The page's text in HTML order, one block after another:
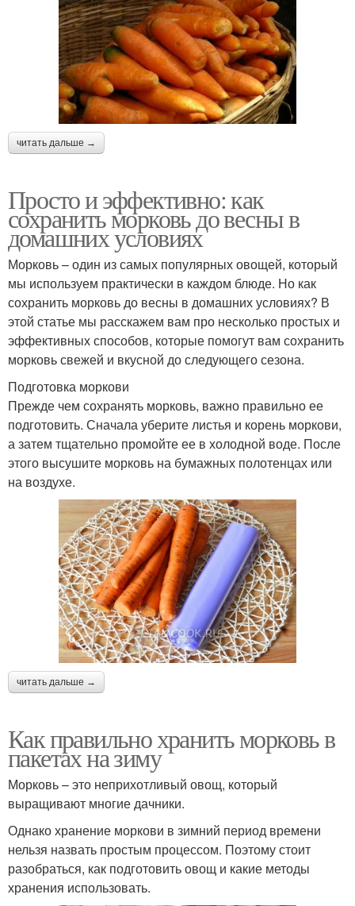
читать дальше →
Просто и эффективно: как
сохранить морковь до весны в
домашних условиях
Морковь – один из самых популярных овощей, который
мы используем практически в каждом блюде. Но как
сохранить морковь до весны в домашних условиях? В
этой статье мы расскажем вам про несколько простых и
эффективных способов, которые помогут вам сохранить
морковь свежей и вкусной до следующего сезона.
Подготовка моркови
Прежде чем сохранять морковь, важно правильно ее
подготовить. Сначала уберите листья и корень моркови,
а затем тщательно промойте ее в холодной воде. После
этого высушите морковь на бумажных полотенцах или
на воздухе.
читать дальше →
Как правильно хранить морковь в
пакетах на зиму
Морковь – это неприхотливый овощ, который
выращивают многие дачники.
Однако хранение моркови в зимний период времени
нельзя назвать простым процессом. Поэтому стоит
разобраться, как подготовить овощ и какие методы
хранения использовать.